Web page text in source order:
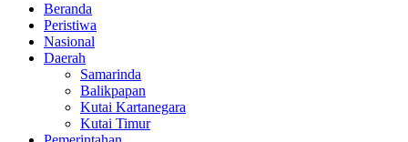
Beranda
Peristiwa
Nasional
Daerah
Samarinda
Balikpapan
Kutai Kartanegara
Kutai Timur